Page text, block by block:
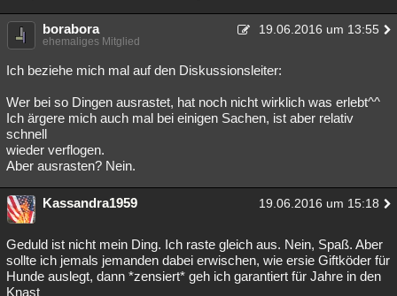
borabora 19.06.2016 um 13:55
ehemaliges Mitglied
Ich beziehe mich mal auf den Diskussionsleiter:
Wer bei so Dingen ausrastet, hat noch nicht wirklich was erlebt^^
Ich ärgere mich auch mal bei einigen Sachen, ist aber relativ
schnell
wieder verflogen.
Aber ausrasten? Nein.
Kassandra1959 19.06.2016 um 15:18
Geduld ist nicht mein Ding. Ich raste gleich aus. Nein, Spaß. Aber
sollte ich jemals jemanden dabei erwischen, wie ersie Giftköder für
Hunde auslegt, dann *zensiert* geh ich garantiert für Jahre in den
Knast